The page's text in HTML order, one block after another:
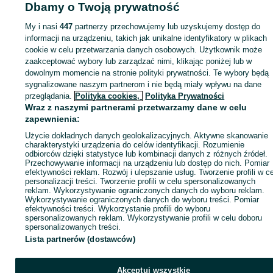
Zaloguj się lub załóż konto na OLX, aby skontaktować się z
sprzedającym
Zaloguj się / Załóż konto
Zadzwoń / SMS Wyślij wiadomość
Dbamy o Twoją prywatność
My i nasi447 partnerzy przechowujemy lub uzyskujemy dostęp do
informacji na urządzeniu, takich jak unikalne identyfikatory w plikach
cookie w celu przetwarzania danych osobowych. Użytkownik może
zaakceptować wybory lub zarządzać nimi, klikając poniżej lub w
dowolnym momencie na stronie polityki prywatności. Te wybory będą
sygnalizowane naszym partnerom i nie będą miały wpływu na dane
przeglądania. Polityka cookies, Polityka Prywatności
Wraz z naszymi partnerami przetwarzamy dane w celu
zapewnienia:
Użycie dokładnych danych geolokalizacyjnych. Aktywne skanowanie
charakterystyki urządzenia do celów identyfikacji. Rozumienie
odbiorców dzięki statystyce lub kombinacji danych z różnych źródeł.
Przechowywanie informacji na urządzeniu lub dostęp do nich. Pomiar
efektywności reklam. Rozwój i ulepszanie usług. Tworzenie profili w
personalizacji treści. Tworzenie profili w celu spersonalizowanych
reklam. Wykorzystywanie ograniczonych danych do wyboru reklam.
Wykorzystywanie ograniczonych danych do wyboru treści. Pomiar
efektywności treści. Wykorzystanie profili do wyboru
spersonalizowanych reklam. Wykorzystywanie profili w celu doboru
spersonalizowanych treści.
Lista partnerów (dostawców)
Akceptuj wszystkie